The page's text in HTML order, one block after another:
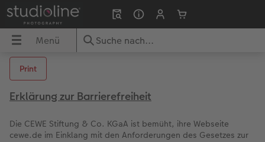
Menü
Menü
Übersicht
Formate
Übersicht
Fotoabzüge
Übersicht
Fotoleinwand
Übersicht
Einladungskarten
Übersicht
Fototassen & Trinkgefäße
Übersicht
Wandkalender
Übersicht
iPhone Hüllen
Übersicht
für ihn
Übersicht
Reisefotobuch gestalten
Print
Erklärung zur Barrierefreiheit
Die CEWE Stiftung & Co. KGaA ist bemüht, ihre Webseite
cewe.de im Einklang mit den Anforderungen des Gesetzes zur